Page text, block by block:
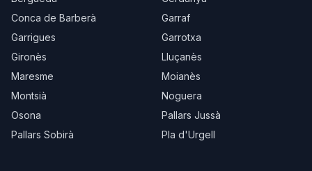
Conca de Barberà
Garraf
Garrigues
Garrotxa
Gironès
Lluçanès
Maresme
Moianès
Montsià
Noguera
Osona
Pallars Jussà
Pallars Sobirà
Pla d'Urgell